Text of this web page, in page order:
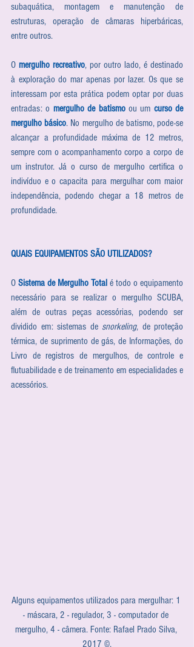
subaquática, montagem e manutenção de
estruturas, operação de câmaras hiperbáricas,
entre outros.
O mergulho recreativo, por outro lado, é destinado
à exploração do mar apenas por lazer. Os que se
interessam por esta prática podem optar por duas
entradas: o mergulho de batismo ou um curso de
mergulho básico. No mergulho de batismo, pode-se
alcançar a profundidade máxima de 12 metros,
sempre com o acompanhamento corpo a corpo de
um instrutor. Já o curso de mergulho certifica o
indivíduo e o capacita para mergulhar com maior
independência, podendo chegar a 18 metros de
profundidade.
QUAIS EQUIPAMENTOS SÃO UTILIZADOS?
O Sistema de Mergulho Total é todo o equipamento
necessário para se realizar o mergulho SCUBA,
além de outras peças acessórias, podendo ser
dividido em: sistemas de snorkeling, de proteção
térmica, de suprimento de gás, de Informações, do
Livro de registros de mergulhos, de controle e
flutuabilidade e de treinamento em especialidades e
acessórios.
Alguns equipamentos utilizados para mergulhar: 1
- máscara, 2 - regulador, 3 - computador de
mergulho, 4 - câmera. Fonte: Rafael Prado Silva,
2017 ©.